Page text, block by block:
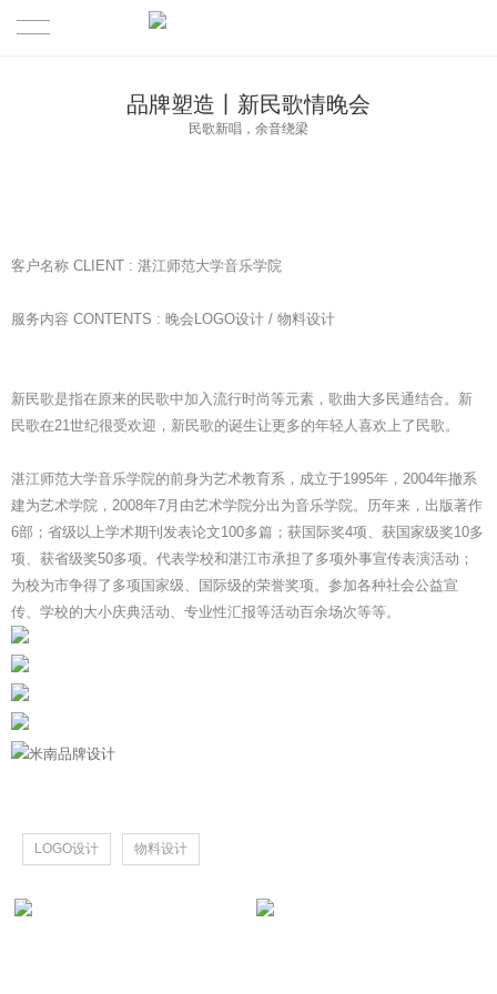
品牌塑造丨新民歌情晚会
民歌新唱，余音绕梁
客户名称 CLIENT : 湛江师范大学音乐学院
服务内容 CONTENTS : 晚会LOGO设计 / 物料设计
新民歌是指在原来的民歌中加入流行时尚等元素，歌曲大多民通结合。新
民歌在21世纪很受欢迎，新民歌的诞生让更多的年轻人喜欢上了民歌。
湛江师范大学音乐学院的前身为艺术教育系，成立于1995年，2004年撤系
建为艺术学院，2008年7月由艺术学院分出为音乐学院。历年来，出版著作
6部；省级以上学术期刊发表论文100多篇；获国际奖4项、获国家级奖10多
项、获省级奖50多项。代表学校和湛江市承担了多项外事宣传表演活动；
为校为市争得了多项国家级、国际级的荣誉奖项。参加各种社会公益宣
传、学校的大小庆典活动、专业性汇报等活动百余场次等等。
LOGO设计 物料设计
Work 品牌案例
Quote设计报价